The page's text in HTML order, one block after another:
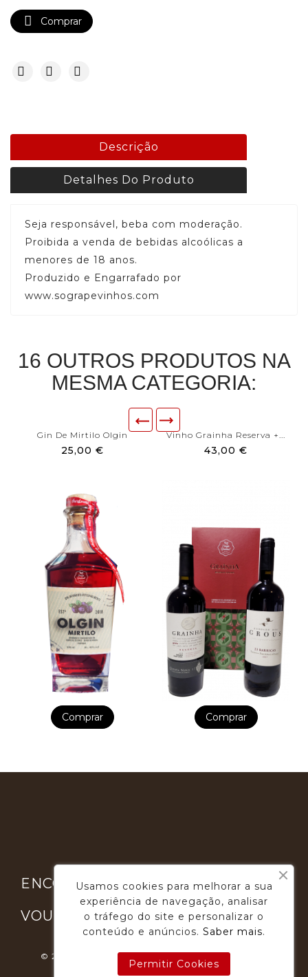
 Comprar
Descrição
Detalhes Do Produto
Seja responsável, beba com moderação.
Proibida a venda de bebidas alcoólicas a
menores de 18 anos.
Produzido e Engarrafado por
www.sograpevinhos.com
16 OUTROS PRODUTOS NA
MESMA CATEGORIA:
Gin De Mirtilo Olgin
25,00 €
Comprar
Vinho Grainha Reserva +...
43,00 €
Comprar
ENCONTRE-NOS 
VOUGA GOURMET
© 2026 - Desenvolvimento E Suporte: Webfeel.pt
Usamos cookies para melhorar a sua
experiência de navegação, analisar
o tráfego do site e personalizar o
conteúdo e anúncios. Saber mais.
Permitir Cookies